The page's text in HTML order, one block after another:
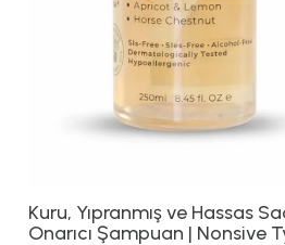
Kuru, Yıpranmış ve Hassas
Onarıcı Şampuan | Nonsive